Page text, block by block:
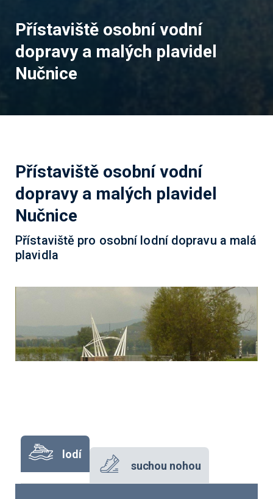
Přístaviště osobní vodní
dopravy a malých plavidel
Nučnice
Přístaviště osobní vodní
dopravy a malých plavidel
Nučnice
Přístaviště pro osobní lodní dopravu a malá
plavidla
lodí
suchou nohou